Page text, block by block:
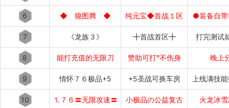
6 ◆ 狼图腾 ◆ 纯元宝◆首战１区 ●装备自
7 《龙族３》 ╋首战首区╋ 打完测试
8 能打充值的无限刀 赞助可打°不伤身 晚上
9 情怀７６极品+5 +5圣战可换车房 上线满技
10 ⒈７６〓无限攻速〓 小极品の公益复古 火龙冰